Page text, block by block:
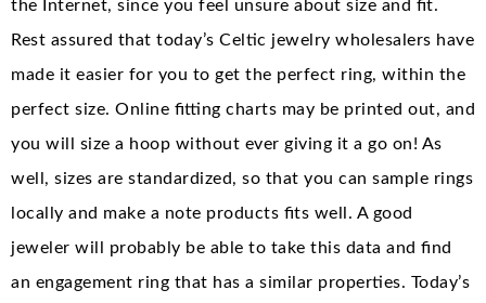
the Internet, since you feel unsure about size and fit.
Rest assured that today’s Celtic jewelry wholesalers have
made it easier for you to get the perfect ring, within the
perfect size. Online fitting charts may be printed out, and
you will size a hoop without ever giving it a go on! As
well, sizes are standardized, so that you can sample rings
locally and make a note products fits well. A good
jeweler will probably be able to take this data and find
an engagement ring that has a similar properties. Today’s